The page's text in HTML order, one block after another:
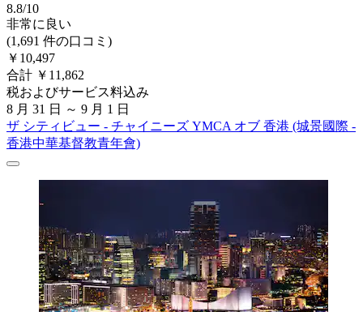
8.8/10
非常に良い
(1,691 件の口コミ)
￥10,497
合計 ￥11,862
税およびサービス料込み
8 月 31 日 ～ 9 月 1 日
ザ シティビュー - チャイニーズ YMCA オブ 香港 (城景國際 -
香港中華基督教青年會)